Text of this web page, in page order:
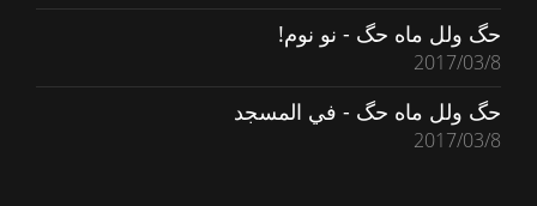
حگ ولل ماه حگ - نو نوم!
2017/03/8
حگ ولل ماه حگ - في المسجد
2017/03/8